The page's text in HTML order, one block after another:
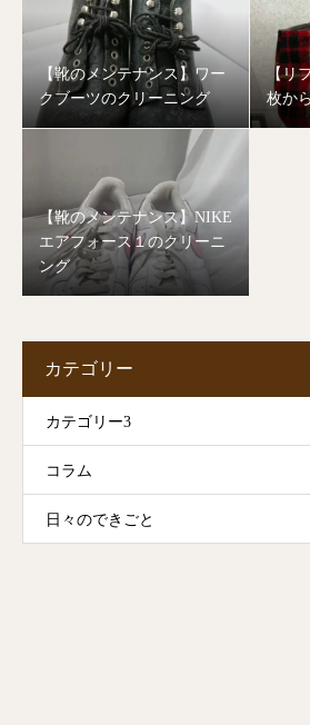
【靴のメンテナンス】ワー
クブーツのクリーニング
【リ
枚か
【靴のメンテナンス】NIKE
エアフォース１のクリーニ
ング
カテゴリー
カテゴリー3
コラム
日々のできごと